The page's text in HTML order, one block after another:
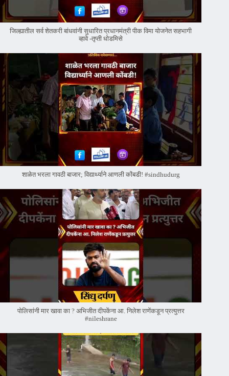
जिल्ह्यातील सर्व शेतकरी बांधवांनी सुधारित प्रधानमंत्री पीक विमा योजनेत सहभागी
व्हावे -तृप्ती धोडमिसे
शाळेत भरला गावठी बाजार; विद्यार्थ्याने आणली कोंबडी! #sindhudurg
पोलिसांनी मार खावा का ? अभिजीत दीपकेंना आ. निलेश राणेंकडून प्रत्युत्तर
#nileshrane